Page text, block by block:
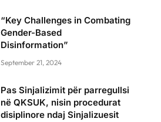
“Key Challenges in Combating
Gender-Based
Disinformation”
September 21, 2024
Pas Sinjalizimit për parregullsi
në QKSUK, nisin procedurat
disiplinore ndaj Sinjalizuesit